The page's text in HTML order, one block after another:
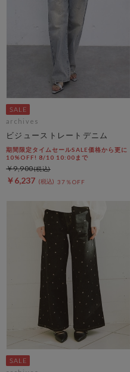
archives
ビジューストレートデニム
期間限定タイムセールSALE価格から更に
10%OFF! 8/10 10:00まで
￥6,237 37％OFF
￥9,900